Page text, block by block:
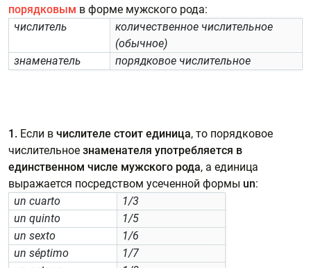
порядковым в форме мужского рода:
числитель
количественное числительное
(обычное)
знаменатель
порядковое числительное
1. Если в числителе стоит единица, то порядковое
числительное знаменателя употребляется в
единственном числе мужского рода, а единица
выражается посредством усеченной формы un:
un cuarto
1/3
un quinto
1/5
un sexto
1/6
un séptimo
1/7